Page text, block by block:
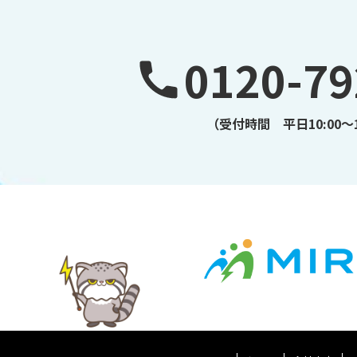
0120-
（受付時間 平日10:00～